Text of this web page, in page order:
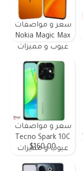
سعر و مواصفات
Nokia Magic Max
عيوب و مميزات
سعر و مواصفات
Tecno Spark 10C
عيوب و مميزات
$160.00